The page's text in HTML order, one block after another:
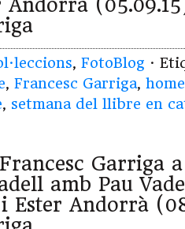
Andorrà
, FotoBlog ·
, Francesc Garriga,
, setmana del llibre en
Garriga
amb Pau
i Ester Andorrà